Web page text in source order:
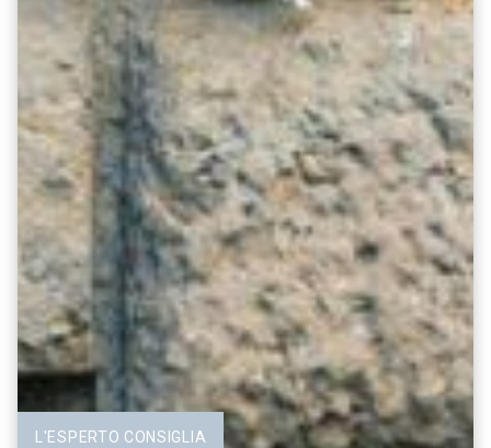
L'ESPERTO CONSIGLIA